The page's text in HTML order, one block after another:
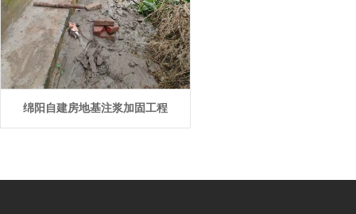
绵阳自建房地基注浆加固工程